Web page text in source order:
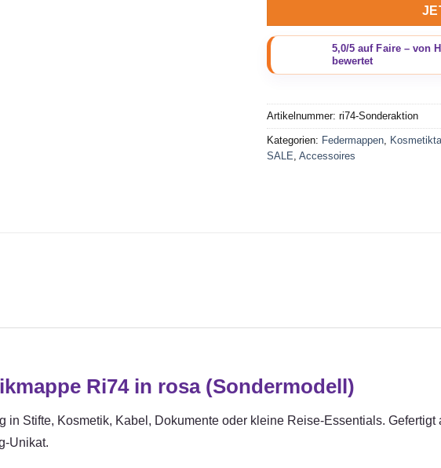
Artikelnummer: ri74-Sonderaktion
Kategorien: Federmappen,
SALE Accessoires
Ri74 in rosa (Sondermodell)
Stifte, Kosmetik, Kabel, Dokumente oder kleine Reise-Essentials. Gefertigt
Unikat.